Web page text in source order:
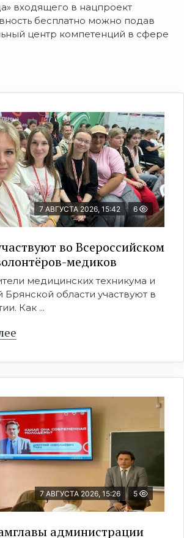
входящего в нацпроект
бесплатно можно подав
центр компетенций в сфере
7 АВГУСТА 2026, 15:42 6
во Всероссийском
медиков
медицинских техникума и
области участвуют в
Как ...
7 АВГУСТА 2026, 15:26 5
администрации